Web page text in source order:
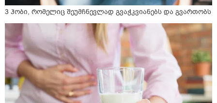
3 ჰობი, რომელიც შეუმჩნევლად გვაჭკვიანებს და გვართობს